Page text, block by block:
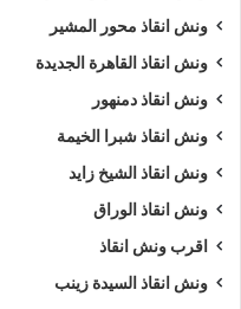
ونش انقاذ محور المشير
ونش انقاذ القاهرة الجديدة
ونش انقاذ دمنهور
ونش انقاذ شبرا الخيمة
ونش انقاذ الشيخ زايد
ونش انقاذ الوراق
اقرب ونش انقاذ
ونش انقاذ السيدة زينب